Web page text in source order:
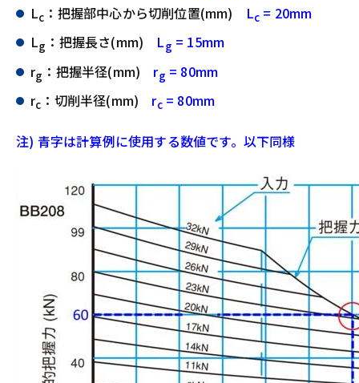
Lc ：把握部中心から切削位置(mm) Lc = 20mm
Lg ：把握長さ(mm) Lg = 15mm
rg ：把握半径(mm) rg = 80mm
rc ：切削半径(mm) rc= 80mm
注) 青字は計算例に使用する数値です。以下同様